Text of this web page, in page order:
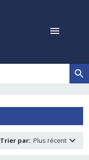
Trier par: Plus récent